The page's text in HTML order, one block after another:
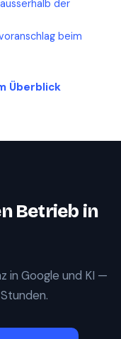
der
beim
Überblick
Betrieb in
in Google und KI —